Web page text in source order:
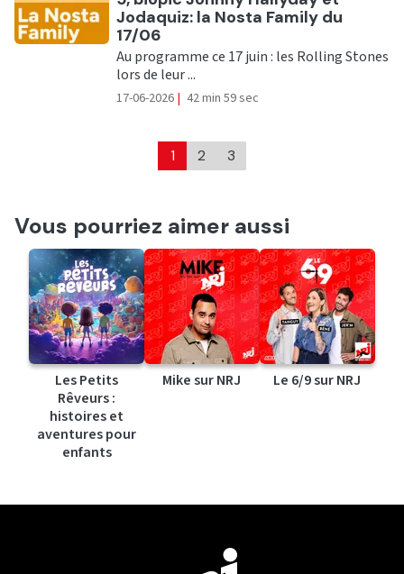
Jodaquiz: la Nosta Family du
17/06
Au programme ce 17 juin : les Rolling Stones
lors de leur ...
17-06-2026 | 42 min 59 sec
1 2 3
Vous pourriez aimer aussi
Les Petits
Rêveurs :
histoires et
aventures pour
enfants
Mike sur NRJ Le 6/9 sur NRJ